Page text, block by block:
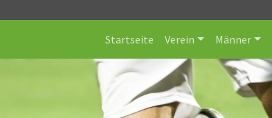
Startseite Verein Männer